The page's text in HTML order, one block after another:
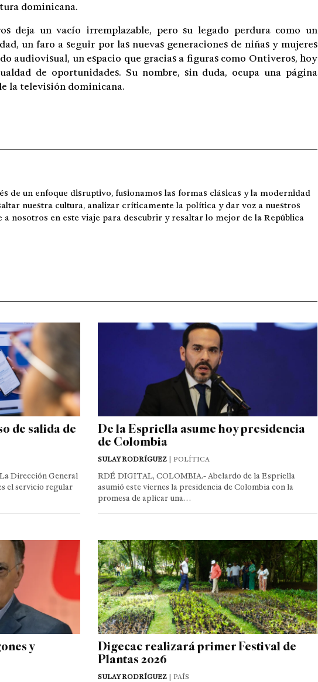
dominicana.
deja un vacío irremplazable, pero su legado perdura como un
un faro a seguir por las nuevas generaciones de niñas y mujeres
audiovisual, un espacio que gracias a figuras como Ontiveros, hoy
de oportunidades. Su nombre, sin duda, ocupa una página
la televisión dominicana.
de un enfoque disruptivo, fusionamos las formas clásicas y la modernidad
nuestra cultura, analizar críticamente la política y dar voz a nuestros
a nosotros en este viaje para descubrir y resaltar lo mejor de la República
de salida de
Dirección General
el servicio regular
De la Espriella asume hoy presidencia
de Colombia
SULAY RODRÍGUEZ| POLÍTICA
RDÉ DIGITAL, COLOMBIA.- Abelardo de la Espriella
asumió este viernes la presidencia de Colombia con la
promesa de aplicar una…
y
Digecac realizará primer Festival de
Plantas 2026
SULAY RODRÍGUEZ| PAÍS